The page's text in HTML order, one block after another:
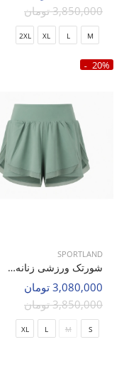
3,850,000 تومان
M
L
XL
2XL
20%
SPORTLAND
شورتک ورزشی زنانه اسپورتلند Pulse Fit W
3,080,000 تومان
3,850,000 تومان
S
M
L
XL